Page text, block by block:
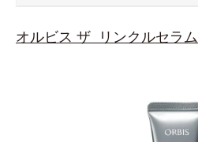
オルビス ザ リンクルセラム